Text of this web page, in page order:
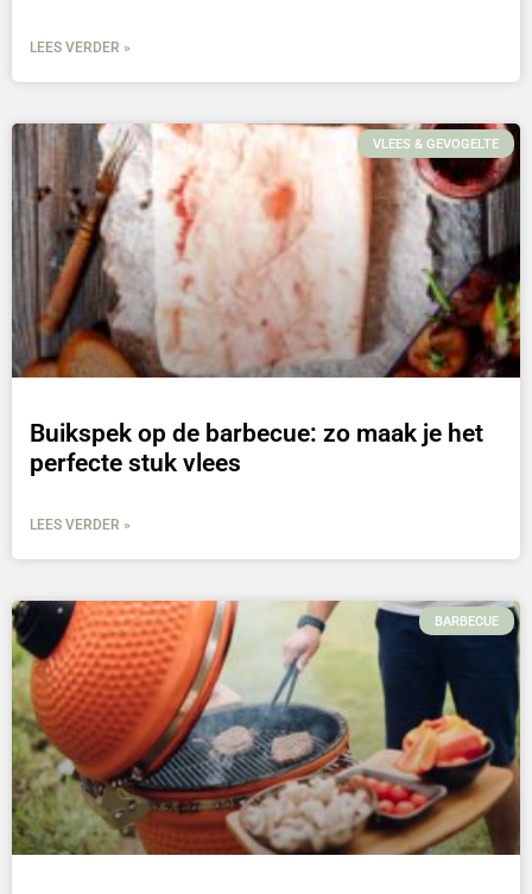
LEES VERDER »
VLEES & GEVOGELTE
Buikspek op de barbecue: zo maak je het
perfecte stuk vlees
LEES VERDER »
BARBECUE